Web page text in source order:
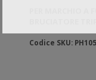
PER MARCHIO A
Codice SKU: